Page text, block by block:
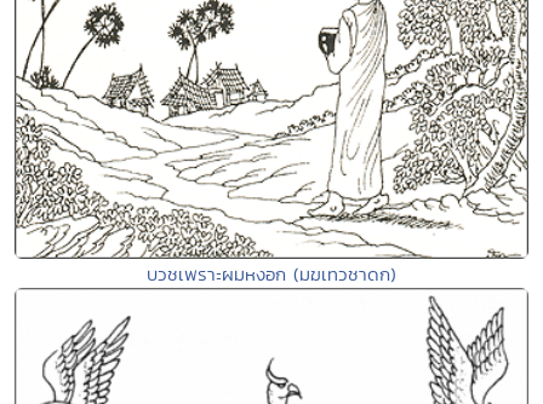
บวชเพราะผมหงอก (มฆเทวชาดก)